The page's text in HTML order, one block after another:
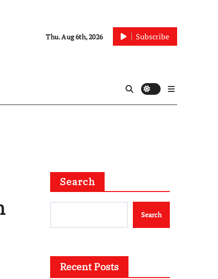
Thu. Aug 6th, 2026 Subscribe
Search
Search
Recent Posts